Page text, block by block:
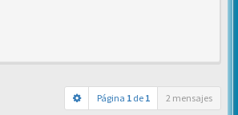
Página 1 de 1 2 mensajes